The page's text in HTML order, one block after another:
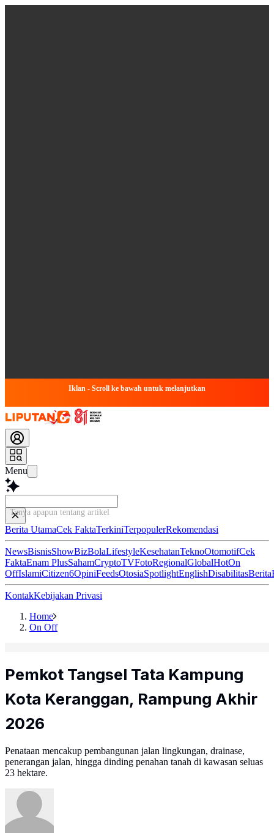
Iklan - Scroll ke bawah untuk melanjutkan
Menu
Tanya apapun tentang artikel ini...
Berita UtamaCek FaktaTerkiniTerpopulerRekomendasi
NewsBisnisShowBizBolaLifestyleKesehatanTeknoOtomotifCek
FaktaEnam PlusSahamCryptoTVFotoRegionalGlobalHotOn
OffIslamiCitizen6OpiniFeedsOtosiaSpotlightEnglishDisabilitasBerita
KontakKebijakan Privasi
Home
On Off
Pemkot Tangsel Tata Kampung
Kota Keranggan, Rampung Akhir
2026
Penataan mencakup pembangunan jalan lingkungan, drainase,
penerangan jalan, hingga dinding penahan tanah di kawasan seluas
23 hektare.